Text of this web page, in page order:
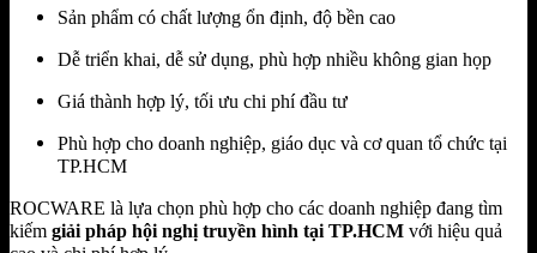
Sản phẩm có chất lượng ổn định, độ bền cao
Dễ triển khai, dễ sử dụng, phù hợp nhiều không gian họp
Giá thành hợp lý, tối ưu chi phí đầu tư
Phù hợp cho doanh nghiệp, giáo dục và cơ quan tổ chức tại
TP.HCM
ROCWARE là lựa chọn phù hợp cho các doanh nghiệp đang tìm
kiếm giải pháp hội nghị truyền hình tại TP.HCM với hiệu quả